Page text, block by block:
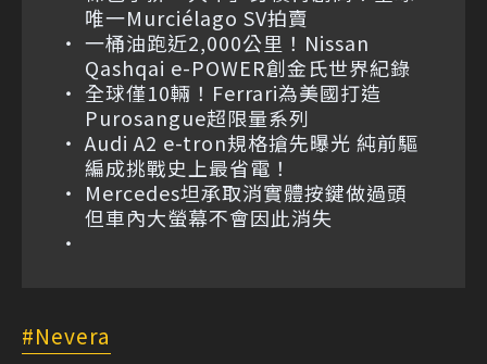
唯一Murciélago SV拍賣
一桶油跑近2,000公里！Nissan
Qashqai e-POWER創金氏世界紀錄
全球僅10輛！Ferrari為美國打造
Purosangue超限量系列
Audi A2 e-tron規格搶先曝光 純前驅
編成挑戰史上最省電！
Mercedes坦承取消實體按鍵做過頭
但車內大螢幕不會因此消失
Nevera